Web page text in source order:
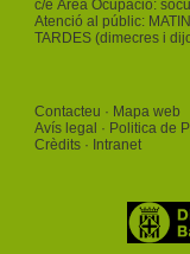
c/e Àrea Ocupació:
Atenció al públic:
TARDES (dimecres i
Contacteu
Mapa web
Avís legal
Politica de
Crèdits
Intranet